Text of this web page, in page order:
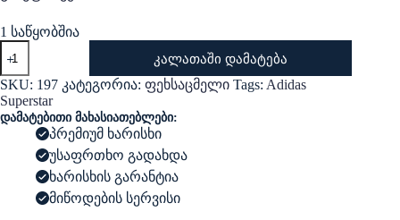
1 საწყობშია
Adidas
Superstar
Beige
-
Roller
კალათაში დამატება
SKU: 197 კატეგორია: ფეხსაცმელი Tags: Adidas
Superstar
დამატებითი მახასიათებლები:
პრემიუმ ხარისხი
უსაფრთხო გადახდა
ხარისხის გარანტია
მიწოდების სერვისი